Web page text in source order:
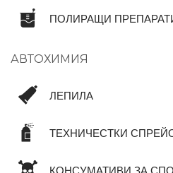
ПОЛИРАЩИ
АВТОХИМИЯ
ЛЕПИЛА
ТЕХНИЧЕСТКИ
КОНСУМАТИВИ ЗА